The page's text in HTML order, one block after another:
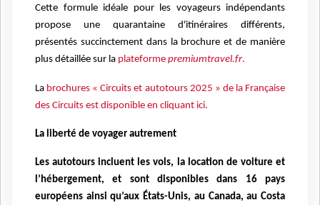
Cette formule idéale pour les voyageurs indépendants
propose une quarantaine d'itinéraires différents,
présentés succinctement dans la brochure et de manière
plus détaillée sur la plateforme premiumtravel.fr.
La brochures « Circuits et autotours 2025 » de la Française
des Circuits est disponible en cliquant ici.
La liberté de voyager autrement
Les autotours incluent les vols, la location de voiture et
l’hébergement, et sont disponibles dans 16 pays
européens ainsi qu’aux États-Unis, au Canada, au Costa